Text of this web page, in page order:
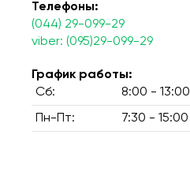
Телефоны:
(044) 29-099-29
viber: (095)29-099-29
График работы:
Сб:
8:00 - 13:00
Пн-Пт: 7:30 - 15:00